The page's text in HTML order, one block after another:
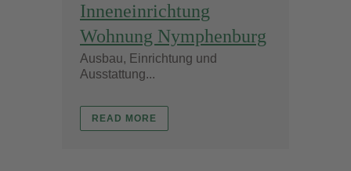
Inneneinrichtung
Wohnung Nymphenburg
Ausbau, Einrichtung und
Ausstattung...
READ MORE